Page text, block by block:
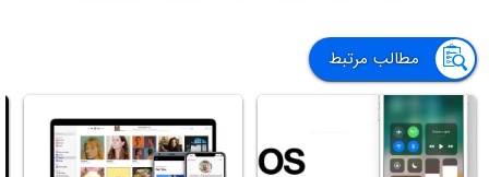
مطالب مرتبط